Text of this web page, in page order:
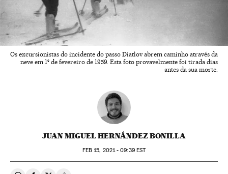
Os excursionistas do incidente do passo Diatlov abrem caminho através da
neve em 1º de fevereiro de 1959. Esta foto provavelmente foi tirada dias
antes da sua morte.
JUAN MIGUEL HERNÁNDEZ BONILLA
FEB 15, 2021 - 09:39EST